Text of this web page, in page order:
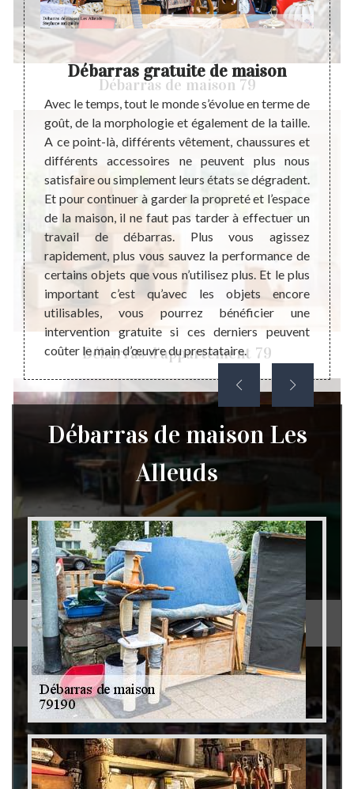
Débarras de maison 79
Débarras d'appartement 79
Débarras de grenier et cave 79
une
la
la
et le
rats
le
un
et
Débarras gratuite de maison
Avec le temps, tout le monde s’évolue en terme de
goût, de la morphologie et également de la taille.
A ce point-là, différents vêtement, chaussures et
différents accessoires ne peuvent plus nous
satisfaire ou simplement leurs états se dégradent.
Et pour continuer à garder la propreté et l’espace
de la maison, il ne faut pas tarder à effectuer un
travail de débarras. Plus vous agissez
rapidement, plus vous sauvez la performance de
certains objets que vous n’utilisez plus. Et le plus
important c’est qu’avec les objets encore
utilisables, vous pourrez bénéficier une
intervention gratuite si ces derniers peuvent
coûter le main d’œuvre du prestataire.
La
peut
la
donc
de
un
de
Débarras de maison Les
Alleuds